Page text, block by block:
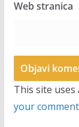
Web stranica
This site uses
your